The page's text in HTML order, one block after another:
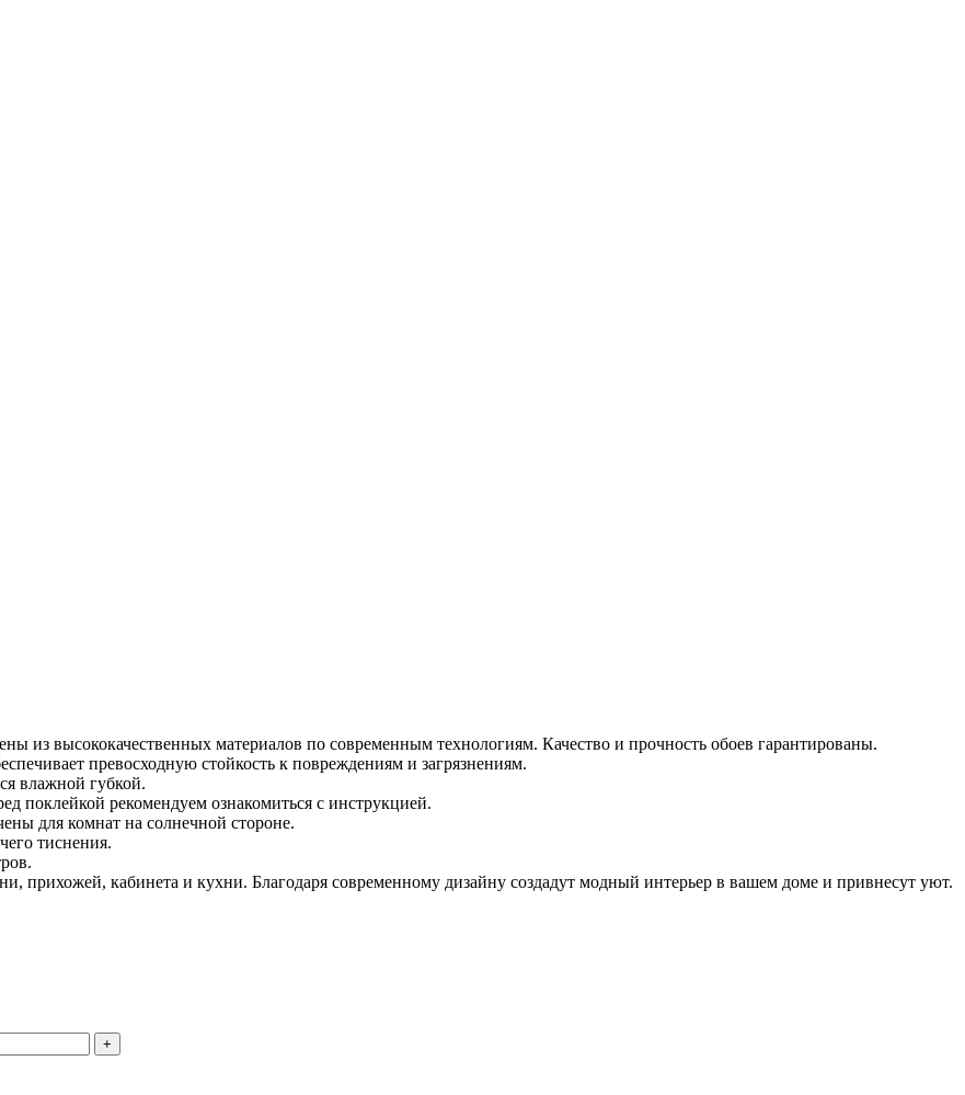
из высококачественных материалов по современным технологиям. Качество и прочность обоев гарантированы.
превосходную стойкость к повреждениям и загрязнениям.
влажной губкой.
поклейкой рекомендуем ознакомиться с инструкцией.
для комнат на солнечной стороне.
тиснения.
прихожей, кабинета и кухни. Благодаря современному дизайну создадут модный интерьер в вашем доме и привнесут уют.